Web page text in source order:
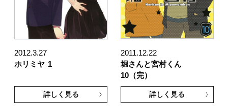
2012.3.27
ホリミヤ 1
詳しく見る
2011.12.22
堀さんと宮村くん
10（完）
詳しく見る